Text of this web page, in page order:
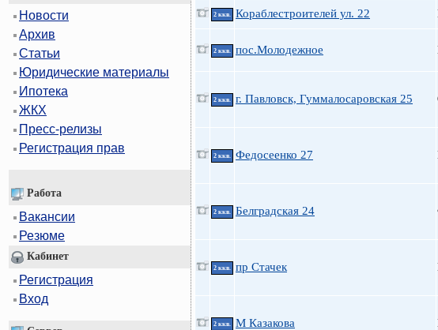
Новости
Архив
Статьи
Юридические материалы
Ипотека
ЖКХ
Пресс-релизы
Регистрация прав
Работа
Вакансии
Резюме
Кабинет
Регистрация
Вход
2 ккв. Кораблестроителей ул. 22
2 ккв. пос.Молодежное
2 ккв. г. Павловск, Гуммалосаровская 25
2 ккв. Федосеенко 27
2 ккв. Белградская 24
2 ккв. пр Стачек
2 ккв. М Казакова